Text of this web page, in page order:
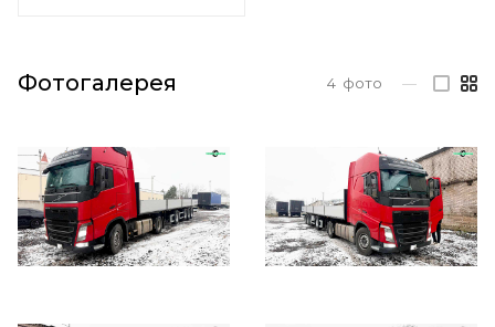
Фотогалерея 4 фото —